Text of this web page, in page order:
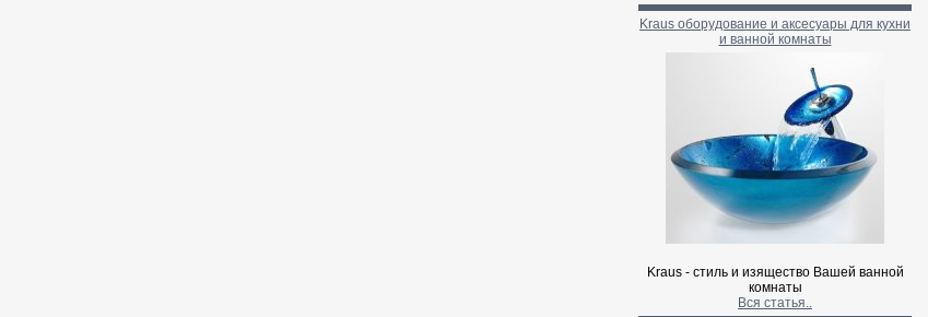
Kraus оборудование и аксесуары для кухни
и ванной комнаты
Kraus - стиль и изящество Вашей ванной
комнаты
Вся статья..